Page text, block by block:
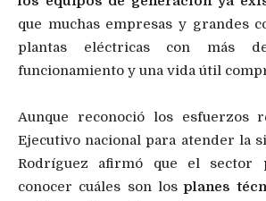
que muchas empresas y grandes
plantas eléctricas con más
funcionamiento y una vida útil
Aunque reconoció los esfuerzos
Ejecutivo nacional para atender la
Rodríguez afirmó que el sector
conocer cuáles son losplanes